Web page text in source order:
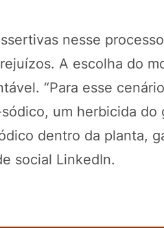
nesse
A escolha do
“Para esse
um herbicida
dentro da planta,
social LinkedIn.